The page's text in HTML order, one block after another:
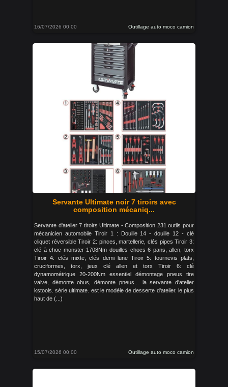
16/07/2026 00:00 Outillage auto moco camion
Servante Ultimate noir 7 tiroirs avec
composition mécaniq...
Servante d'atelier 7 tiroirs Ultimate - Composition 231 outils pour
mécanicien automobile Tiroir 1 : Douille 14 - douille 12 - clé
cliquet réversible Tiroir 2: pinces, martellerie, clés pipes Tiroir 3:
clé à choc monster 1708Nm douilles chocs 6 pans, allen, torx
Tiroir 4: clés mixte, clés demi lune Tiroir 5: tournevis plats,
cruciformes, torx, jeux clé allen et torx Tiroir 6: clé
dynamométrique 20-200Nm essentiel démontage pneus tire
valve, démonte obus, démonte pneus... la servante d'atelier
kstools. série ultimate. est le modèle de desserte d'atelier. le plus
haut de (...)
15/07/2026 00:00 Outillage auto moco camion